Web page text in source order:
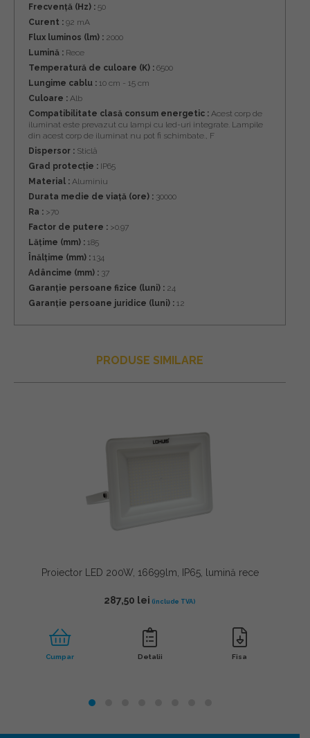
Frecvență (Hz) : 50
Curent : 92 mA
Flux luminos (lm) : 2000
Lumină : Rece
Temperatură de culoare (K) : 6500
Lungime cablu : 10 cm - 15 cm
Culoare : Alb
Compatibilitate clasă consum energetic : Acest corp de
iluminat este prevazut cu lampi cu led-uri integrate. Lampile
din acest corp de iluminat nu pot fi schimbate., F
Dispersor : Sticlă
Grad protecție : IP65
Material : Aluminiu
Durata medie de viață (ore) : 30000
Ra : >70
Factor de putere : >0.97
Lățime (mm) : 185
Înălțime (mm) : 134
Adâncime (mm) : 37
Garanție persoane fizice (luni) : 24
Garanție persoane juridice (luni) : 12
PRODUSE SIMILARE
Proiector LED 200W, 16699lm, IP65, lumină rece
287,50 lei
Cumpar Detalii Fisa